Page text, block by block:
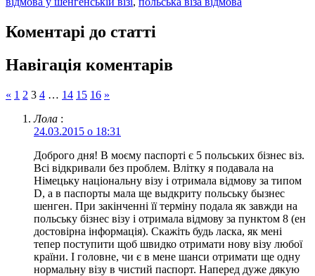
Коментарі до статті
Навігація коментарів
« 1 2 3 4 … 14 15 16 »
Лола :
24.03.2015 о 18:31
Доброго дня! В моєму паспорті є 5 польських бізнес віз.
Всі відкривали без проблем. Влітку я подавала на
Німецьку національну візу і отримала відмову за типом
D, а в паспорты мала ще выдкриту польську бызнес
шенген. При закінченні її терміну подала як завжди на
польську бізнес візу і отримала відмову за пунктом 8 (ен
достовірна інформація). Скажіть будь ласка, як мені
тепер поступити щоб швидко отримати нову візу любої
країни. І головне, чи є в мене шанси отримати ще одну
нормальну візу в чистий паспорт. Наперед дуже дякую